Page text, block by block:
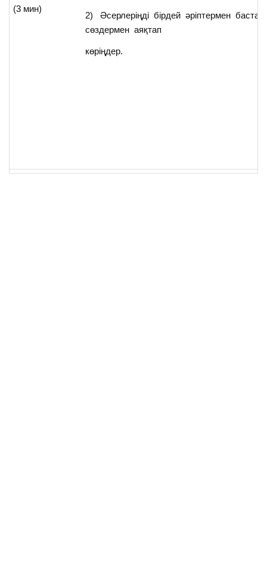
(3 мин)
2) Әсерлеріңді бірдей әріптермен
сөздермен аяқтап
көріңдер.